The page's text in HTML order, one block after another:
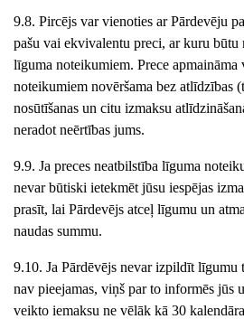
9.8. Pircējs var vienoties ar Pārdevēju
pašu vai ekvivalentu preci, ar kuru būtu
līguma noteikumiem. Prece apmaināma
noteikumiem novēršama bez atlīdzības
nosūtīšanas un citu izmaksu
neradot neērtības jums.
9.9. Ja preces neatbilstība līguma
nevar būtiski ietekmēt jūsu iespējas
prasīt, lai Pārdevējs atceļ līgumu un
naudas summu.
9.10. Ja Pārdēvējs nevar izpildīt līgumu
nav pieejamas, viņš par to informēs jūs
veikto iemaksu ne vēlāk kā 30